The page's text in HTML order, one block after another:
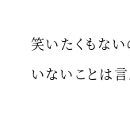
笑いたくもない
いないことは言